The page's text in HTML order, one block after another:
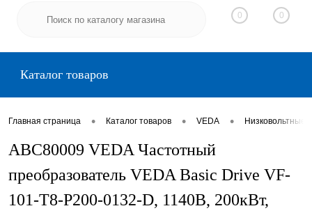
0 0
Каталог товаров
Главная страница • Каталог товаров • VEDA •
ABC80009 VEDA Частотный
преобразователь VEDA Basic Drive VF-
101-T8-P200-0132-D, 1140В, 200кВт,